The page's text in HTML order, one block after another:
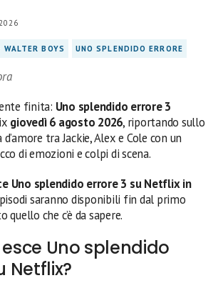
BOYS UNO SPLENDIDO ERRORE
finita: Uno splendido errore 3
giovedì 6 agosto 2026, riportando sullo
tra Jackie, Alex e Cole con un
di emozioni e colpi di scena.
Uno splendido errore 3 su Netflix in
saranno disponibili fin dal primo
che c’è da sapere.
Uno splendido
Netflix?